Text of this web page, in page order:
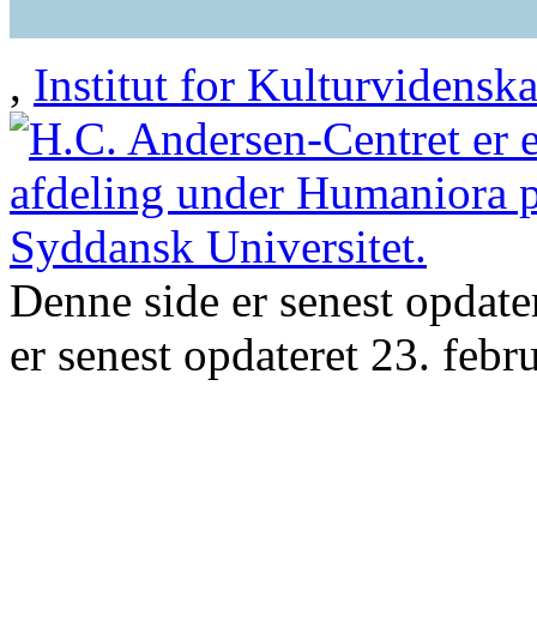
, Institut for
Denne side er senest
er senest opdateret 23.